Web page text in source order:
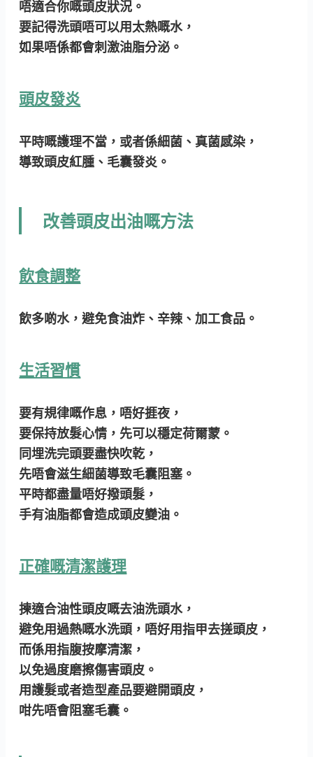
唔適合你嘅頭皮狀況。
要記得洗頭唔可以用太熱嘅水，
如果唔係都會刺激油脂分泌。
頭皮發炎
平時嘅護理不當，或者係細菌、真菌感染，
導致頭皮紅腫、毛囊發炎。
改善頭皮出油嘅方法
飲食調整
飲多啲水，避免食油炸、辛辣、加工食品。
生活習慣
要有規律嘅作息，唔好捱夜，
要保持放髮心情，先可以穩定荷爾蒙。
同埋洗完頭要盡快吹乾，
先唔會滋生細菌導致毛囊阻塞。
平時都盡量唔好撥頭髮，
手有油脂都會造成頭皮變油。
正確嘅清潔護理
揀適合油性頭皮嘅去油洗頭水，
避免用過熱嘅水洗頭，唔好用指甲去搓頭皮，
而係用指腹按摩清潔，
以免過度磨擦傷害頭皮。
用護髮或者造型產品要避開頭皮，
咁先唔會阻塞毛囊。